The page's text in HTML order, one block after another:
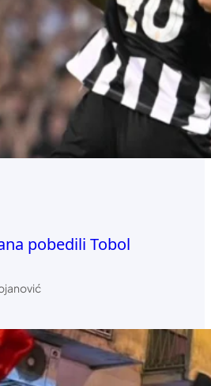
pobedili Tobol